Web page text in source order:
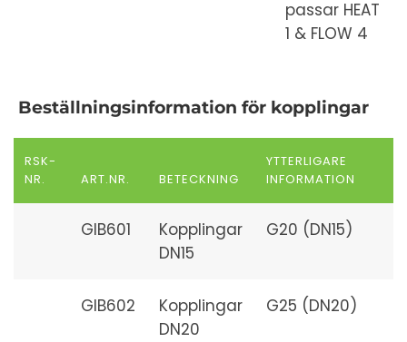
passar HEAT
1 & FLOW 4
Beställningsinformation för kopplingar
RSK-
NR.
ART.NR. BETECKNING
YTTERLIGARE
INFORMATION
GIB601
Kopplingar
DN15
G20 (DN15)
GIB602
Kopplingar
DN20
G25 (DN20)